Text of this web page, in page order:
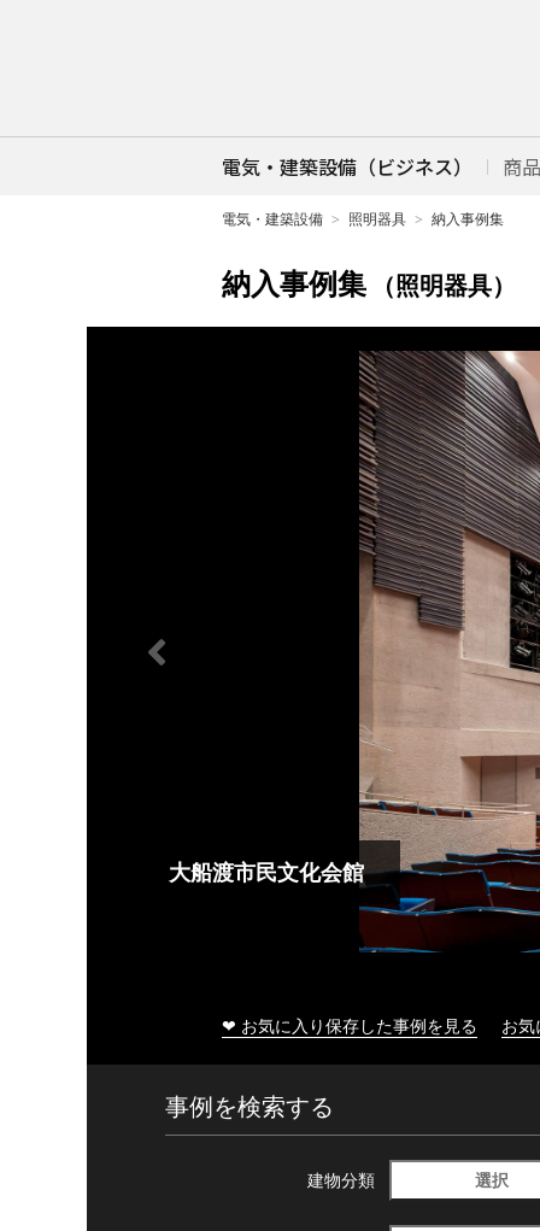
電気・建築設備（ビジネス） 商
電気・建築設備 照明器具 納入事例集
納入事例集 （照明器具）
大船渡市民文化会館
❤ お気に入り保存した事例を見る お
事例を検索する
建物分類 選択